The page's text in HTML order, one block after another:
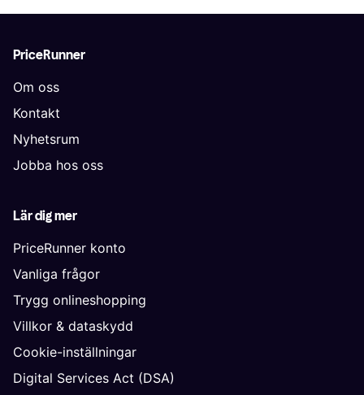
PriceRunner
Om oss
Kontakt
Nyhetsrum
Jobba hos oss
Lär dig mer
PriceRunner konto
Vanliga frågor
Trygg onlineshopping
Villkor & dataskydd
Cookie-inställningar
Digital Services Act (DSA)